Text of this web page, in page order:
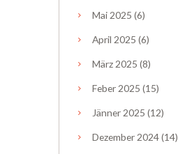
Mai2025 (6)
April 2025 (6)
März 2025 (8)
Feber 2025 (15)
Jänner 2025 (12)
Dezember 2024(14)